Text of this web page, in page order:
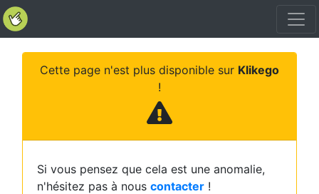
Cette page n'est plus disponible sur Klikego
!
Si vous pensez que cela est une anomalie,
n'hésitez pas à nous contacter !